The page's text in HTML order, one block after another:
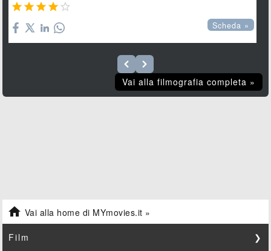
    
Scheda »
Vai alla filmografia completa »
 Vai alla home di MYmovies.it »
Film ❯